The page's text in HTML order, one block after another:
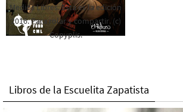
Medios Libres. Esta es la edición
2016. Para rolar y compartir. (c)
Copyplis.
Libros de la Escuelita Zapatista